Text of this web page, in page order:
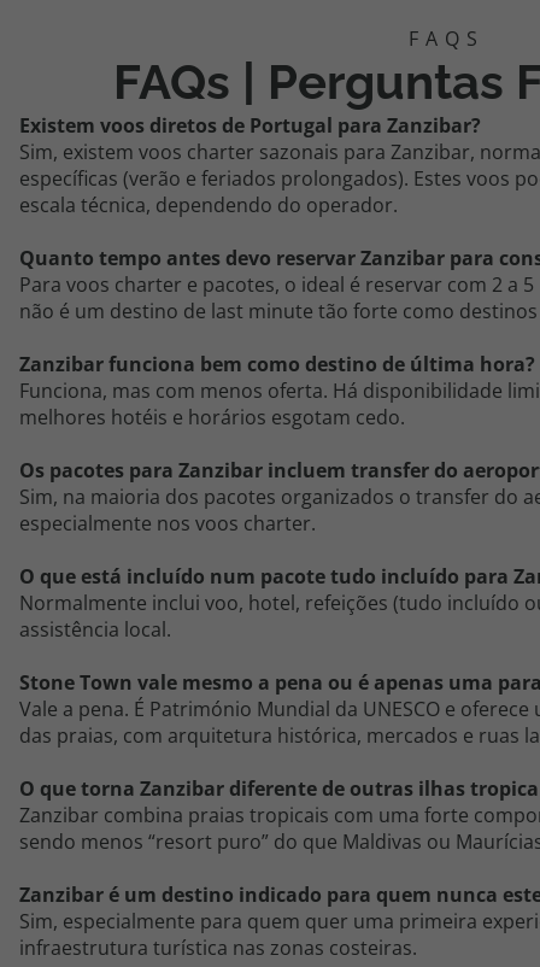
FAQs | Perguntas
Existem voos diretos de Portugal para Zanzibar?
Sim, existem voos charter sazonais para Zanzibar,
específicas (verão e feriados prolongados). Estes voos
escala técnica, dependendo do operador.
Quanto tempo antes devo reservar Zanzibar para
Para voos charter e pacotes, o ideal é reservar com 2 a
não é um destino de last minute tão forte como
Zanzibar funciona bem como destino de última hora?
Funciona, mas com menos oferta. Há disponibilidade
melhores hotéis e horários esgotam cedo.
Os pacotes para Zanzibar incluem transfer do
Sim, na maioria dos pacotes organizados o transfer do
especialmente nos voos charter.
O que está incluído num pacote tudo incluído para
Normalmente inclui voo, hotel, refeições (tudo incluído
assistência local.
StoneTown vale mesmo a pena ou é apenas uma
Vale a pena. É Património Mundial da UNESCO e
das praias, com arquitetura histórica, mercados e ruas
O que torna Zanzibar diferente de outras ilhas
Zanzibar combina praias tropicais com uma forte
sendo menos “resort puro” do que Maldivas ou
Zanzibar é um destino indicado para quem nunca
Sim, especialmente para quem quer uma primeira
infraestrutura turística nas zonas costeiras.